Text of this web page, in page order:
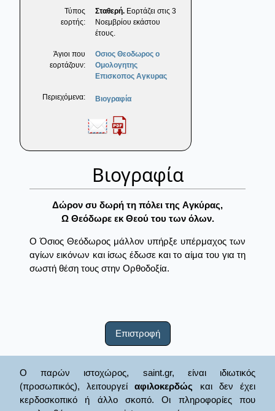
Τύπος
εορτής:
Σταθερή. Εορτάζει στις 3
Νοεμβρίου εκάστου
έτους.
Άγιοι που
εορτάζουν:
Οσιος Θεοδωρος ο
Ομολογητης
Επισκοπος Αγκυρας
Περιεχόμενα: Βιογραφία
Βιογραφία
Δώρον συ δωρή τη πόλει της Aγκύρας,
Ω Θεόδωρε εκ Θεού του των όλων.
Ο Όσιος Θεόδωρος μάλλον υπήρξε υπέρμαχος των
αγίων εικόνων και ίσως έδωσε και το αίμα του για τη
σωστή θέση τους στην Ορθοδοξία.
Επιστροφή
Ο παρών ιστοχώρος, saint.gr, είναι ιδιωτικός
(προσωπικός), λειτουργείαφιλοκερδώς και δεν έχει
κερδοσκοπικό ή άλλο σκοπό. Οι πληροφορίες που